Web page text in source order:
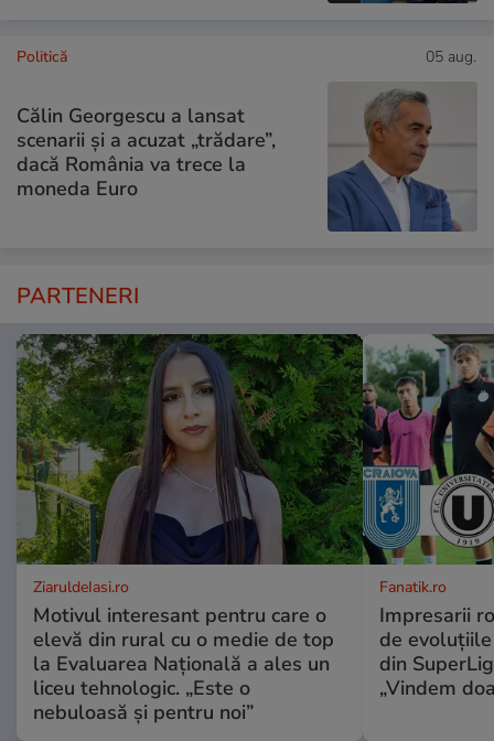
Politică 05 aug.
Călin Georgescu a lansat
scenarii și a acuzat „trădare”,
dacă România va trece la
moneda Euro
PARTENERI
ZiaruldeIasi.ro
Motivul interesant pentru care o
elevă din rural cu o medie de top
la Evaluarea Națională a ales un
liceu tehnologic. „Este o
nebuloasă și pentru noi”
Fanatik.ro
Impresarii
de
din
„Vindem